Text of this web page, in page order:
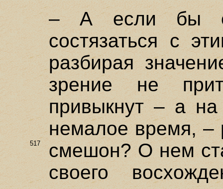
– А если бы
состязаться с
разбирая
зрение не
привыкнут – а
немалое время, –
смешон?
517
О нем
своего